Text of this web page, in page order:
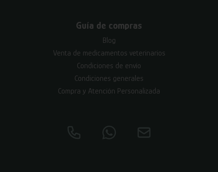
Guía de compras
Blog
Venta de medicamentos veterinarios
Condiciones de envío
Condiciones generales
Compra y Atención Personalizada